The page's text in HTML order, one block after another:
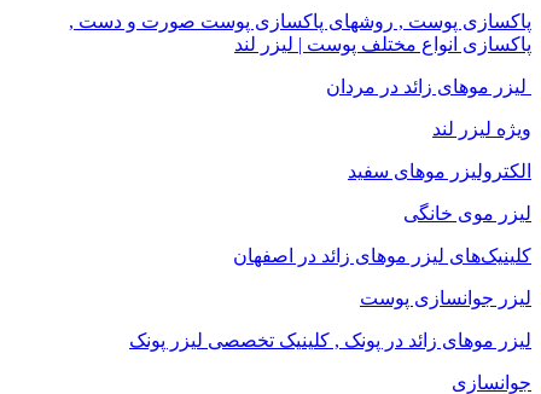
پاکسازی پوست , روشهای پاکسازی پوست صورت و دست ,
پاکسازی انواع مختلف پوست | لیزر لند
لیزر موهای زائد در مردان
ویژه لیزر لند
الکترولیزر موهای سفید
لیزر موی خانگی
کلینیک‌های لیزر موهای زائد در اصفهان
لیزر جوانسازی پوست
لیزر موهای زائد در پونک , کلینیک تخصصی لیزر پونک
جوانسازی